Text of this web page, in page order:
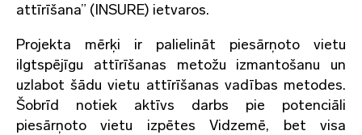
attīrīšana” (INSURE) ietvaros.
Projekta mērķi ir palielināt piesārņoto vietu
ilgtspējīgu attīrīšanas metožu izmantošanu un
uzlabot šādu vietu attīrīšanas vadības metodes.
Šobrīd notiek aktīvs darbs pie potenciāli
piesārņoto vietu izpētes Vidzemē, bet visa